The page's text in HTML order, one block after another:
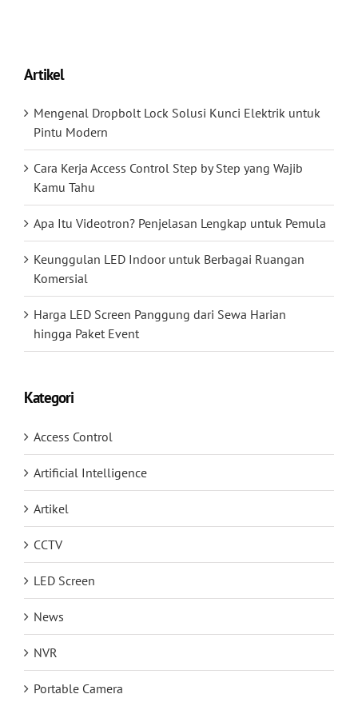
Artikel
Mengenal Dropbolt Lock Solusi Kunci Elektrik untuk
Pintu Modern
Cara Kerja Access Control Step by Step yang Wajib
Kamu Tahu
Apa Itu Videotron? Penjelasan Lengkap untuk Pemula
Keunggulan LED Indoor untuk Berbagai Ruangan
Komersial
Harga LED Screen Panggung dari Sewa Harian
hingga Paket Event
Kategori
Access Control
Artificial Intelligence
Artikel
CCTV
LED Screen
News
NVR
Portable Camera